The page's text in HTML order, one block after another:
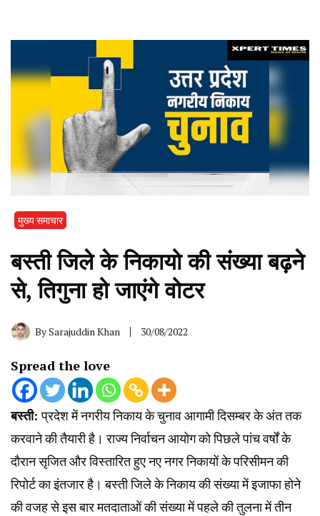
मुख्य समाचार
बस्ती जिले के निकायो की संख्या बढ़ने
से, तिगुना हो जाएंगे वोटर
BySarajuddin Khan 30/08/2022
Spread the love
बस्ती:प्रदेश में नगरीय निकाय के चुनाव आगामी दिसम्बर के अंत तक
करवाने की तैयारी है। राज्य निर्वाचन आयोग को पिछले पांच वर्षों के
दौरान सृजित और विस्तारित हुए नए नगर निकायों के परिसीमन की
रिपोर्ट का इंतजार है। बस्ती जिले के निकाय की संख्या में इजाफा होने
की वजह से इस बार मतदाताओं की संख्या में पहले की तुलना में तीन